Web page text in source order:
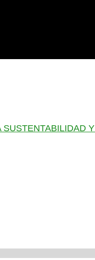
SUSTENTABILIDAD Y